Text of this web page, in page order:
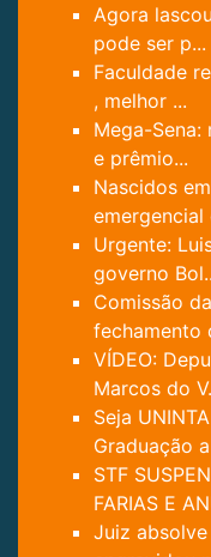
Agora
pode ser p...
Faculdade
, melhor ...
Mega-Sena:
e prêmio...
Nascidos
emergencial
Urgente:
governo
Comissão
fechamento
VÍDEO:
Marcos do
Seja
Graduação
STF
FARIAS E
Juiz